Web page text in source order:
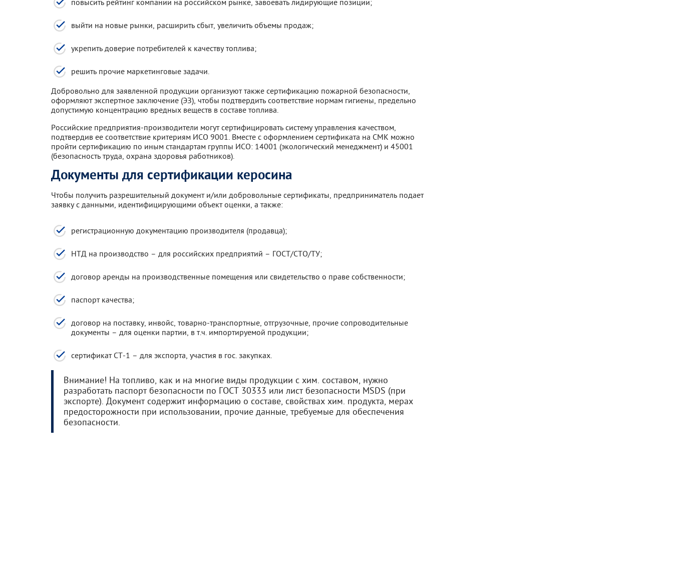
повысить рейтинг компании на российском рынке, завоевать лидирующие позиции;
выйти на новые рынки, расширить сбыт, увеличить объемы продаж;
укрепить доверие потребителей к качеству топлива;
решить прочие маркетинговые задачи.
Добровольно для заявленной продукции организуют также сертификацию пожарной безопасности,
оформляют экспертное заключение (ЭЗ), чтобы подтвердить соответствие нормам гигиены, предельно
допустимую концентрацию вредных веществ в составе топлива.
Российские предприятия-производители могут сертифицировать систему управления качеством,
подтвердив ее соответствие критериям ИСО 9001. Вместе с оформлением сертификата на СМК можно
пройти сертификацию по иным стандартам группы ИСО: 14001 (экологический менеджмент) и 45001
(безопасность труда, охрана здоровья работников).
Документы для сертификации керосина
Чтобы получить разрешительный документ и/или добровольные сертификаты, предприниматель подает
заявку с данными, идентифицирующими объект оценки, а также:
регистрационную документацию производителя (продавца);
НТД на производство – для российских предприятий – ГОСТ/СТО/ТУ;
договор аренды на производственные помещения или свидетельство о праве собственности;
паспорт качества;
договор на поставку, инвойс, товарно-транспортные, отгрузочные, прочие сопроводительные
документы – для оценки партии, в т.ч. импортируемой продукции;
сертификат СТ-1 – для экспорта, участия в гос. закупках.
Внимание! На топливо, как и на многие виды продукции с хим. составом, нужно
разработать паспорт безопасности по ГОСТ 30333 или лист безопасности MSDS (при
экспорте). Документ содержит информацию о составе, свойствах хим. продукта, мерах
предосторожности при использовании, прочие данные, требуемые для обеспечения
безопасности.